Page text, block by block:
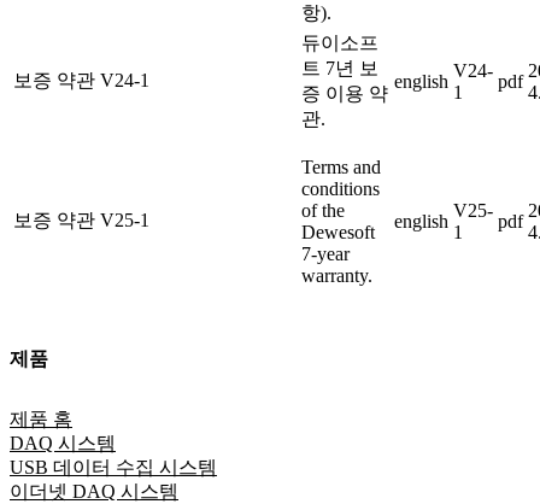
항).
보증 약관 V24-1
듀이소프
트 7년 보
증 이용 약
관.
english
V24-
1
pdf
보증 약관 V25-1
Terms and
conditions
of the
Dewesoft
7-year
warranty.
english
V25-
1
pdf
제품
제품 홈
DAQ 시스템
USB 데이터 수집 시스템
이더넷 DAQ 시스템